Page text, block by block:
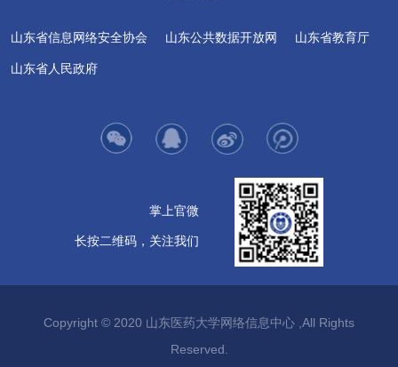
山东省信息网络安全协会 山东公共数据开放网 山东省教育厅
山东省人民政府
掌上官微
长按二维码，关注我们
Copyright © 2020 山东医药大学网络信息中心 ,All Rights
Reserved.